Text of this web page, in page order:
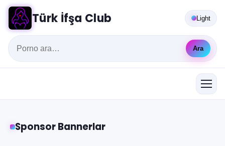
Türk İfşa Club
Ara
Light
Sponsor Bannerlar